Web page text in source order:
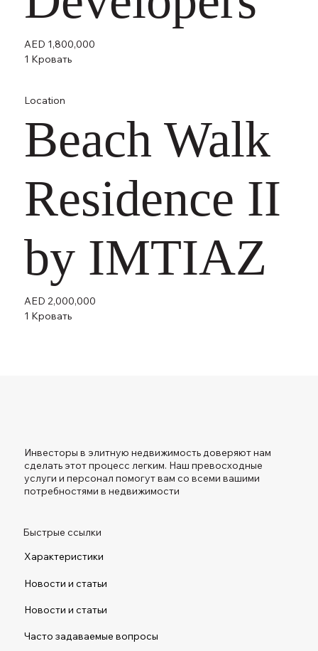
AED 1,800,000
1 Кровать
AED 2,000,000
Location
Beach Walk
Residence II
by IMTIAZ
1 Кровать
Быстрые ссылки
Характеристики
Часто задаваемые вопросы
Новости и статьи
Новости и статьи
Инвесторы в элитную недвижимость доверяют нам
сделать этот процесс легким. Наш превосходные
услуги и персонал помогут вам со всеми вашими
потребностями в недвижимости